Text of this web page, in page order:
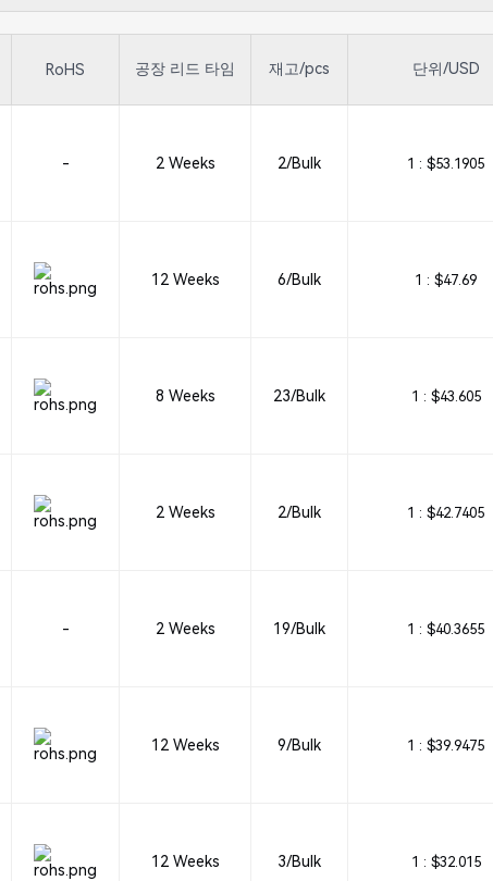
RoHS 공장 리드 타임 재고/pcs 단위/USD
- 2 Weeks 2/Bulk 1 : $53.1905
12 Weeks 6/Bulk 1 : $47.69
8 Weeks 23/Bulk 1 : $43.605
2 Weeks 2/Bulk 1 : $42.7405
- 2 Weeks 19/Bulk 1 : $40.3655
12 Weeks 9/Bulk 1 : $39.9475
12 Weeks 3/Bulk 1 : $32.015